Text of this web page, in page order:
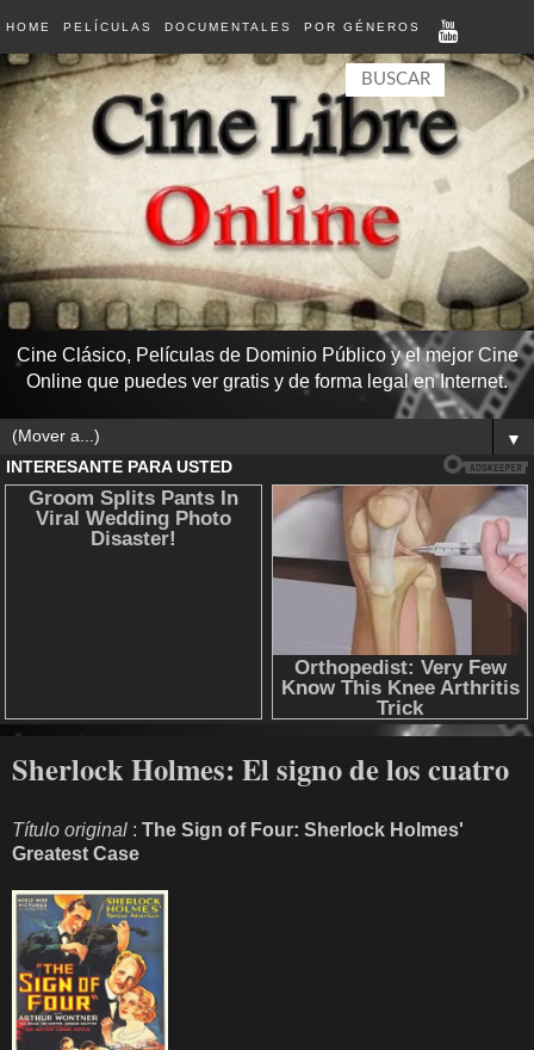
HOME PELÍCULAS DOCUMENTALES POR GÉNEROS
Cine Clásico, Películas de Dominio Público y el mejor Cine
Online que puedes ver gratis y de forma legal en Internet.
▼
Sherlock Holmes: El signo de los cuatro
Título original : The Sign of Four: Sherlock Holmes'
Greatest Case